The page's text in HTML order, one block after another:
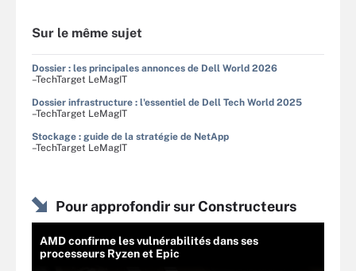
Sur le même sujet
Dossier : les principales annonces de Dell World 2026
–TechTarget LeMagIT
Dossier infrastructure : l'essentiel de Dell Tech World 2025
–TechTarget LeMagIT
Stockage : guide de la stratégie de NetApp
–TechTarget LeMagIT
Pour approfondir sur Constructeurs
AMD confirme les vulnérabilités dans ses
processeurs Ryzen et Epic